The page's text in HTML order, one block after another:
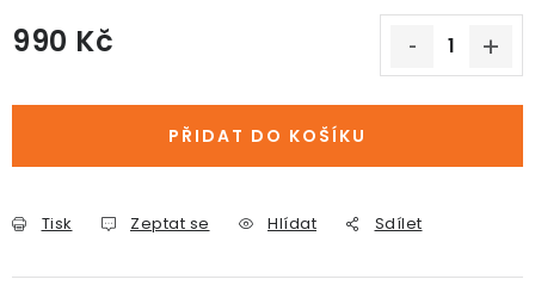
990 Kč
PŘIDAT DO KOŠÍKU
Tisk Zeptat se Hlídat Sdílet